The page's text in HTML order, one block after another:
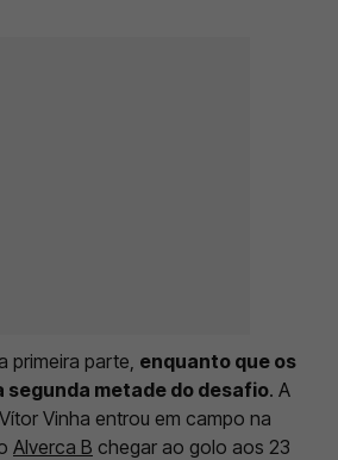
primeira parte, enquanto que os
segunda metade do desafio. A
Vinha entrou em campo na
Alverca B chegar ao golo aos 23